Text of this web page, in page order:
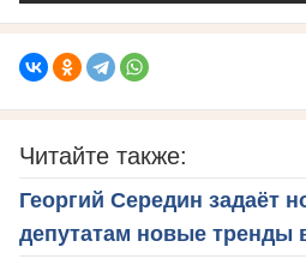
Читайте также:
Георгий Середин задаёт
депутатам новые тренды